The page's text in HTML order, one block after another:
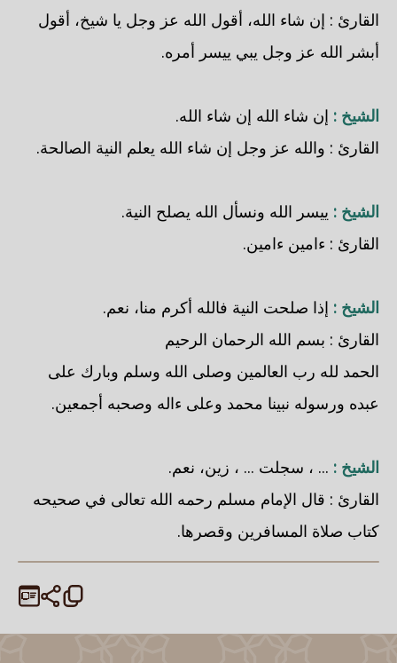
القارئ : إن شاء الله، أقول الله عز وجل يا شيخ، أقول
أبشر الله عز وجل يبي ييسر أمره.
الشيخ : إن شاء الله إن شاء الله.
القارئ : والله عز وجل إن شاء الله يعلم النية الصالحة.
الشيخ : ييسر الله ونسأل الله يصلح النية.
القارئ : ءامين ءامين.
الشيخ : إذا صلحت النية فالله أكرم منا، نعم.
القارئ : بسم الله الرحمان الرحيم
الحمد لله رب العالمين وصلى الله وسلم وبارك على
عبده ورسوله نبينا محمد وعلى ءاله وصحبه أجمعين.
الشيخ : ... ، سجلت ... ، زين، نعم.
القارئ : قال الإمام مسلم رحمه الله تعالى في صحيحه
كتاب صلاة المسافرين وقصرها.